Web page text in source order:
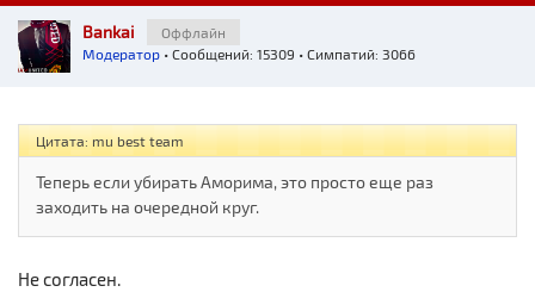
Bankai
Оффлайн
Модератор • Сообщений: 15309 • Симпатий: 3066
Цитата: mu best team
Теперь если убирать Аморима, это просто еще раз
заходить на очередной круг.
Не согласен.